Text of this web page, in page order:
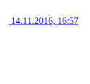
14.11.2016, 16:57